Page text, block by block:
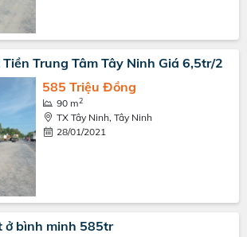
Trung Tâm Tây Ninh Giá 6,5tr/2
585 Triệu Đồng
90 m2
TX Tây Ninh, Tây Ninh
28/01/2021
ở bình minh 585tr